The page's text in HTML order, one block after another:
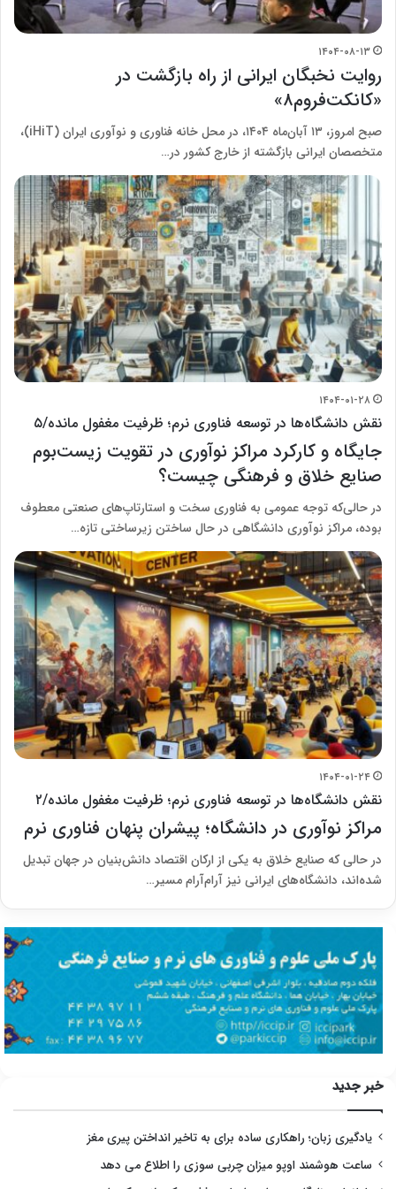
۱۴۰۴-۰۸-۱۳
روایت نخبگان ایرانی از راه بازگشت در
«کانکت‌فروم۸»
صبح امروز، ۱۳ آبان‌ماه ۱۴۰۴، در محل خانه فناوری و نوآوری ایران (iHiT)،
متخصصان ایرانی بازگشته از خارج کشور در…
۱۴۰۴-۰۱-۲۸
نقش دانشگاه‌ها در توسعه فناوری نرم؛ ظرفیت مغفول مانده/۵
جایگاه و کارکرد مراکز نوآوری در تقویت زیست‌بوم
صنایع خلاق و فرهنگی چیست؟
در حالی‌که توجه عمومی به فناوری سخت و استارتاپ‌های صنعتی معطوف
بوده، مراکز نوآوری دانشگاهی در حال ساختن زیرساختی تازه…
۱۴۰۴-۰۱-۲۴
نقش دانشگاه‌ها در توسعه فناوری نرم؛ ظرفیت مغفول مانده/۲
مراکز نوآوری در دانشگاه؛ پیشران پنهان فناوری نرم
در حالی که صنایع خلاق به یکی از ارکان اقتصاد دانش‌بنیان در جهان تبدیل
شده‌اند، دانشگاه‌های ایرانی نیز آرام‌آرام مسیر…
خبر جدید
یادگیری زبان؛ راهکاری ساده برای به تاخیر انداختن پیری مغز
ساعت هوشمند اوپو میزان چربی سوزی را اطلاع می دهد